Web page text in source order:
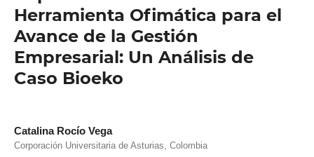
Herramienta Ofimática para el
Avance de la Gestión
Empresarial: Un Análisis de
Caso Bioeko
Catalina Rocío Vega
Corporación Universitaria de Asturias, Colombia